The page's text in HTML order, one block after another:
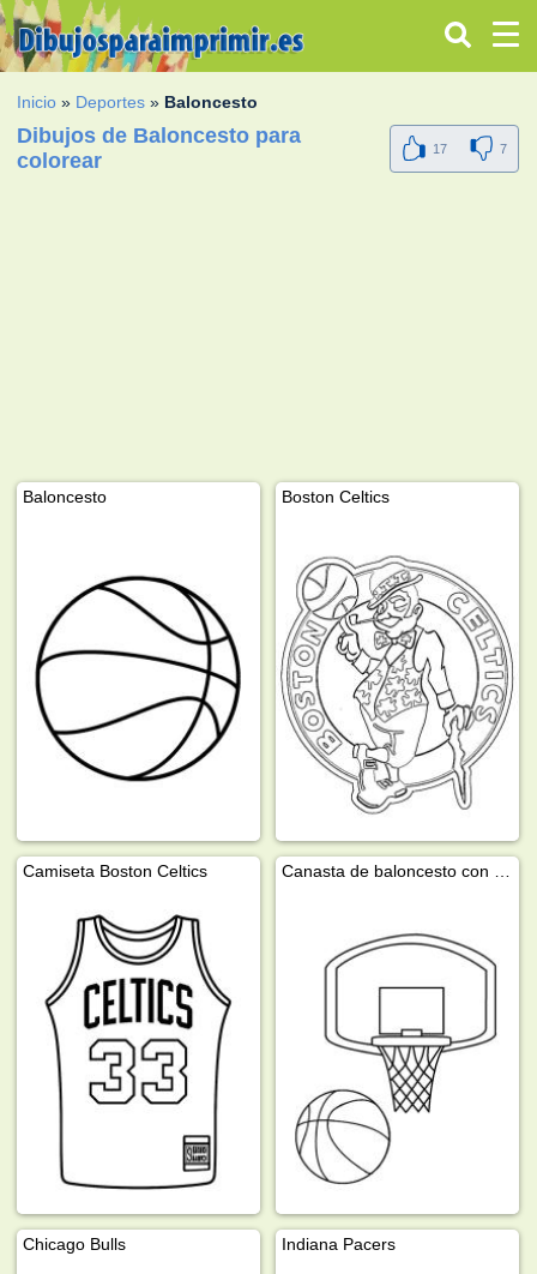
Inicio » Deportes » Baloncesto
Dibujos de Baloncesto para
colorear
17 7
Baloncesto Boston Celtics
Camiseta Boston Celtics
Chicago Bulls Indiana Pacers